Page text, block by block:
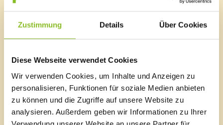
Zustimmung Details Über Cookies
Diese Webseite verwendet Cookies
Wir verwenden Cookies, um Inhalte und Anzeigen zu
personalisieren, Funktionen für soziale Medien anbieten
zu können und die Zugriffe auf unsere Website zu
analysieren. Außerdem geben wir Informationen zu Ihrer
Bushaltestellen verlegt
Für den Öffentlichen Personennahverkehr sind seit 06.
November 2023 Ersatzhaltestellen eingerichtet. Für die
Zu- und Ausstiegsmöglichkeiten in der Schmittengasse
beim Gemeindeamt. Die Haltestelle „Auf Kasal“ ist
vorübergehend an die Schmittengasse – gegenüber
vom Bauhof im ehemaligen Bayer-Areal – verlegt
worden. Für Personen, die mit der Buslinie 531
unterwegs sind, gibt es eine Haltestelle beim